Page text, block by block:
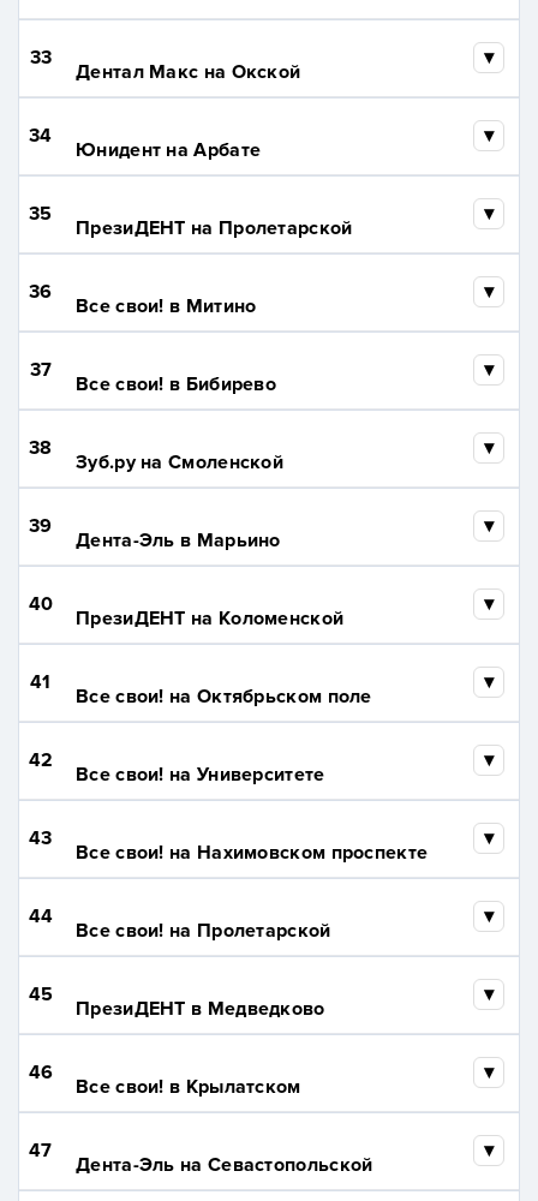
33
Дентал Макс на Окской
34
Юнидент на Арбате
35
ПрезиДЕНТ на Пролетарской
36
Все свои! в Митино
37
Все свои! в Бибирево
38
Зуб.ру на Смоленской
39
Дента-Эль в Марьино
40
ПрезиДЕНТ на Коломенской
41
Все свои! на Октябрьском поле
42
Все свои! на Университете
43
Все свои! на Нахимовском проспекте
44
Все свои! на Пролетарской
45
ПрезиДЕНТ в Медведково
46
Все свои! в Крылатском
47
Дента-Эль на Севастопольской